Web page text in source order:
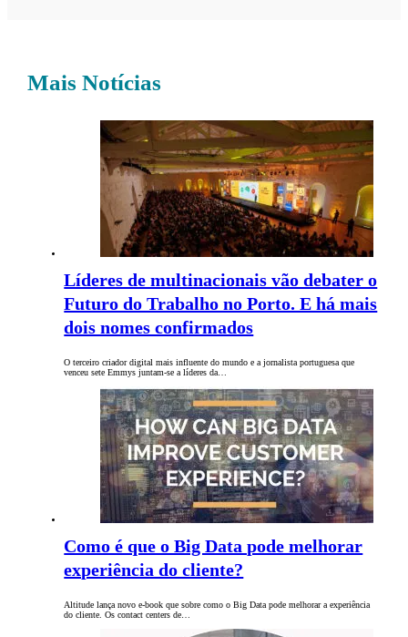
Mais Notícias
Líderes de multinacionais vão debater o
Futuro do Trabalho no Porto. E há mais
dois nomes confirmados
O terceiro criador digital mais influente do mundo e a jornalista portuguesa que
venceu sete Emmys juntam-se a líderes da…
Como é que o Big Data pode melhorar
experiência do cliente?
Altitude lança novo e-book que sobre como o Big Data pode melhorar a experiência
do cliente. Os contact centers de…